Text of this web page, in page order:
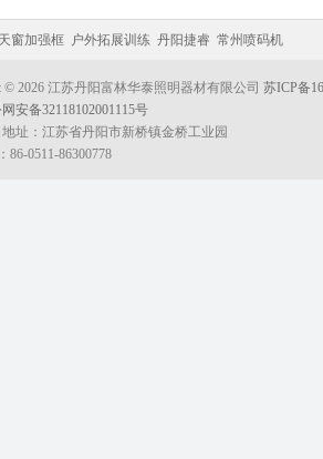
天窗加强框 户外拓展训练 丹阳捷睿 常州喷码机
© 2026 江苏丹阳富林华泰照明器材有限公司 苏ICP备
安备32118102001115号
址：江苏省丹阳市新桥镇金桥工业园
86-0511-86300778